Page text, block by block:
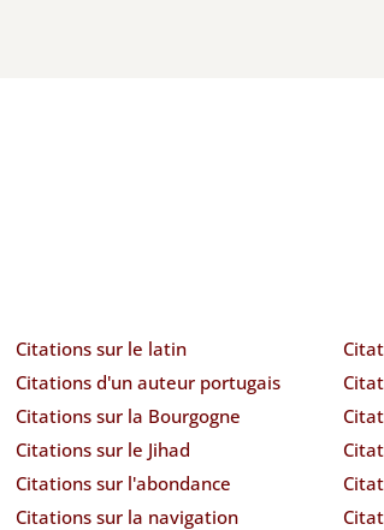
Citations sur le latin
Citations d'un auteur portugais
Citations sur la Bourgogne
Citations sur le Jihad
Citations sur l'abondance
Citations sur la navigation